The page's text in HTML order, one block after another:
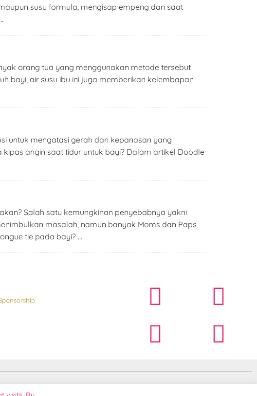
susu formula, mengisap empeng dan saat
orang tua yang menggunakan metode tersebut
bayi, air susu ibu ini juga memberikan kelembapan
untuk mengatasi gerah dan kepanasan yang
angin saat tidur untuk bayi? Dalam artikel Doodle
Salah satu kemungkinan penyebabnya yakni
masalah, namun banyak Moms dan Paps
tie pada bayi? …